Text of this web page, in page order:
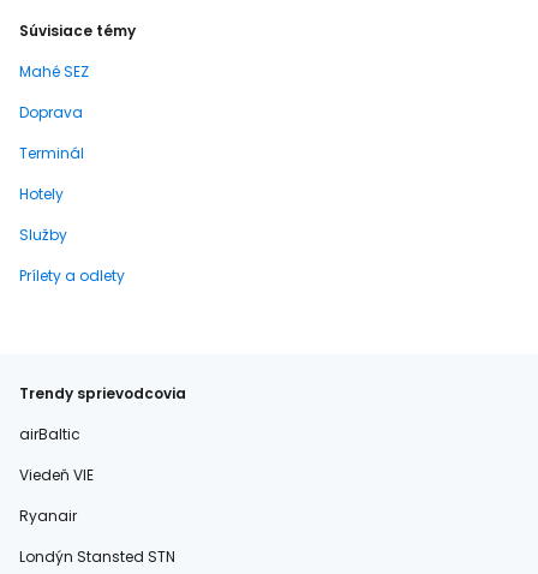
Súvisiace témy
Mahé SEZ
Doprava
Terminál
Hotely
Služby
Prílety a odlety
Trendy sprievodcovia
airBaltic
Viedeň VIE
Ryanair
Londýn Stansted STN